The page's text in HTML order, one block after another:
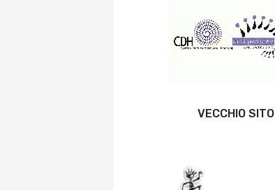
VECCHIO SITO